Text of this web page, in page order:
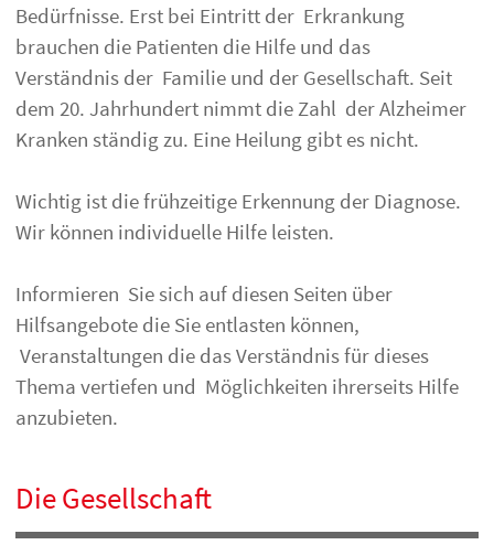
Bedürfnisse. Erst bei Eintritt der Erkrankung
brauchen die Patienten die Hilfe und das
Verständnis der Familie und der Gesellschaft. Seit
dem 20. Jahrhundert nimmt die Zahl der Alzheimer
Kranken ständig zu. Eine Heilung gibt es nicht.
Wichtig ist die frühzeitige Erkennung der Diagnose.
Wir können individuelle Hilfe leisten.
Informieren Sie sich auf diesen Seiten über
Hilfsangebote die Sie entlasten können,
Veranstaltungen die das Verständnis für dieses
Thema vertiefen und Möglichkeiten ihrerseits Hilfe
anzubieten.
Die Gesellschaft